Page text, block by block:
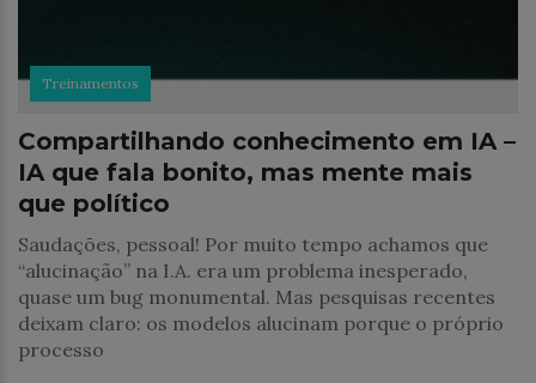
Treinamentos
Compartilhando conhecimento em IA –
IA que fala bonito, mas mente mais
que político
Saudações, pessoal! Por muito tempo achamos que
“alucinação” na I.A. era um problema inesperado,
quase um bug monumental. Mas pesquisas recentes
deixam claro: os modelos alucinam porque o próprio
processo